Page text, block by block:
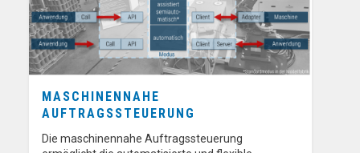
MASCHINENNAHE
AUFTRAGSSTEUERUNG
Die maschinennahe Auftragssteuerung